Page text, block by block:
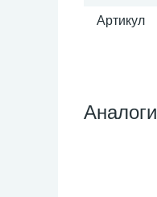
Артикул
Аналоги